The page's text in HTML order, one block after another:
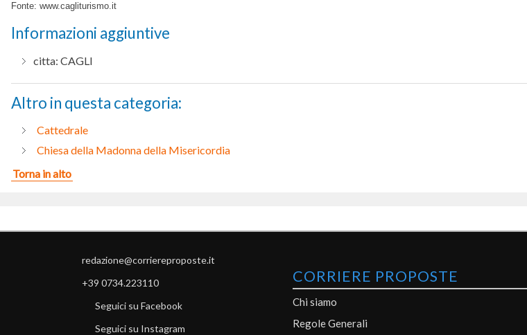
Fonte: www.cagliturismo.it
Informazioni aggiuntive
citta: CAGLI
Altro in questa categoria:
Cattedrale
Chiesa della Madonna della Misericordia
Torna in alto
redazione@corriereproposte.it
+39 0734.223110
Seguici su Facebook
Seguici su Instagram
CORRIERE PROPOSTE
Chi siamo
Regole Generali